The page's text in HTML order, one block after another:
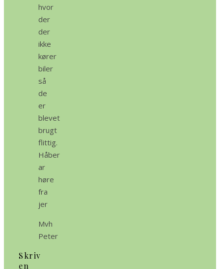
hvor
der
der
ikke
kører
biler
så
de
er
blevet
brugt
flittig.
Håber
ar
høre
fra
jer
Mvh
Peter
Skriv
en